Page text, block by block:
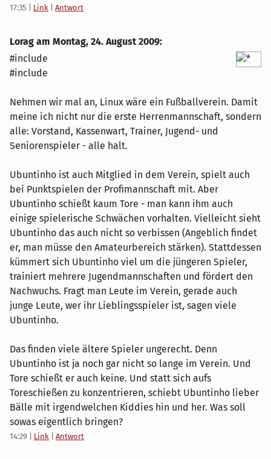
17:35 Link Antwort
Lorag am Montag, 24. August 2009:
#include
#include
Nehmen wir mal an, Linux wäre ein Fußballverein. Damit
meine ich nicht nur die erste Herrenmannschaft, sondern
alle: Vorstand, Kassenwart, Trainer, Jugend- und
Seniorenspieler - alle halt.
Ubuntinho ist auch Mitglied in dem Verein, spielt auch
bei Punktspielen der Profimannschaft mit. Aber
Ubuntinho schießt kaum Tore - man kann ihm auch
einige spielerische Schwächen vorhalten. Vielleicht sieht
Ubuntinho das auch nicht so verbissen (Angeblich findet
er, man müsse den Amateurbereich stärken). Stattdessen
kümmert sich Ubuntinho viel um die jüngeren Spieler,
trainiert mehrere Jugendmannschaften und fördert den
Nachwuchs. Fragt man Leute im Verein, gerade auch
junge Leute, wer ihr Lieblingsspieler ist, sagen viele
Ubuntinho.
Das finden viele ältere Spieler ungerecht. Denn
Ubuntinho ist ja noch gar nicht so lange im Verein. Und
Tore schießt er auch keine. Und statt sich aufs
Toreschießen zu konzentrieren, schiebt Ubuntinho lieber
Bälle mit irgendwelchen Kiddies hin und her. Was soll
sowas eigentlich bringen?
14:29 Link Antwort